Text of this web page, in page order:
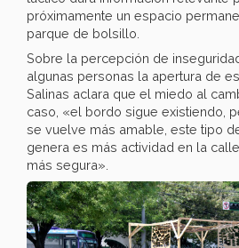
próximamente un espacio
parque de bolsillo.
Sobre la percepción de
algunas personas la apertura de
Salinas aclara que el miedo al
caso, «el bordo sigue existiendo,
se vuelve más amable, este tipo
genera es más actividad en la
más segura».